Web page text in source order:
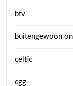
btv
buitengewoon
celtic
cgg